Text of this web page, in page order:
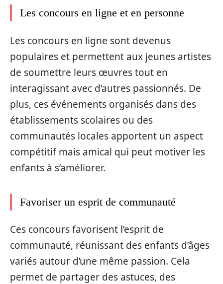
Les concours en ligne et en personne
Les concours en ligne sont devenus
populaires et permettent aux jeunes artistes
de soumettre leurs œuvres tout en
interagissant avec d’autres passionnés. De
plus, ces événements organisés dans des
établissements scolaires ou des
communautés locales apportent un aspect
compétitif mais amical qui peut motiver les
enfants à s’améliorer.
Favoriser un esprit de communauté
Ces concours favorisent l’esprit de
communauté, réunissant des enfants d’âges
variés autour d’une même passion. Cela
permet de partager des astuces, des